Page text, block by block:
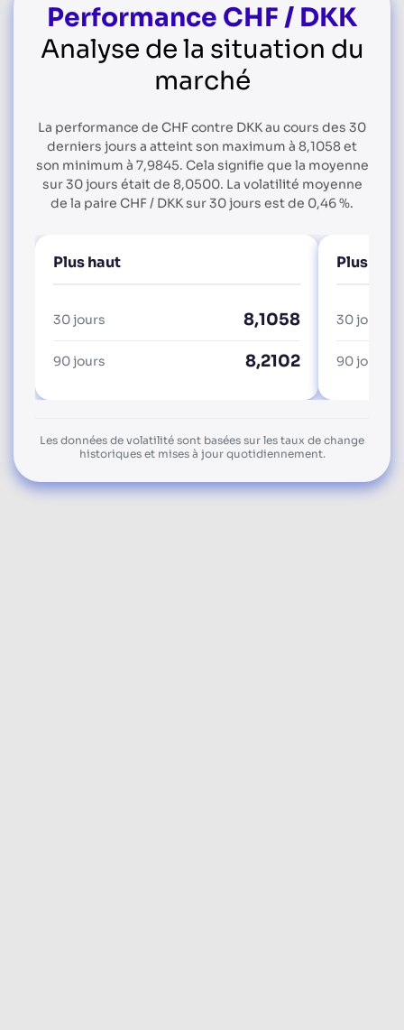
Performance CHF / DKK
Analyse de la situation du
marché
La performance de CHF contre DKK au cours des 30
derniers jours a atteint son maximum à 8,1058 et
son minimum à 7,9845. Cela signifie que la moyenne
sur 30 jours était de 8,0500. La volatilité moyenne
de la paire CHF / DKK sur 30 jours est de 0,46 %.
Plus haut
30 jours 8,1058
90 jours 8,2102
Plus bas
30 jours
90 jours
Les données de volatilité sont basées sur les taux de change
historiques et mises à jour quotidiennement.